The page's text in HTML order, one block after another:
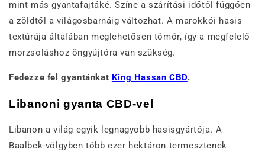
mint más gyantafajtáké. Színe a szárítási időtől függően
a zöldtől a világosbarnáig változhat. A marokkói hasis
textúrája általában meglehetősen tömör, így a megfelelő
morzsoláshoz öngyújtóra van szükség.
Fedezze fel gyantánkat King Hassan CBD.
Libanoni gyanta CBD-vel
Libanon a világ egyik legnagyobb hasisgyártója. A
Baalbek-völgyben több ezer hektáron termesztenek